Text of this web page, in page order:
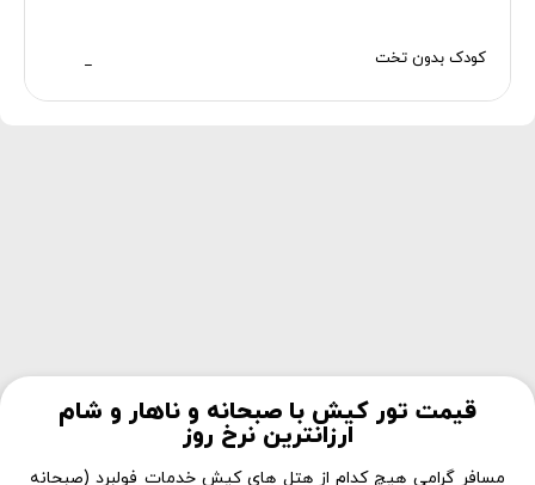
کودک بدون تخت _
ناهار و شام رزرو کرد. اما برخی از هتل های جزیره مانند هتل ارم،
هلیا، پارمیدا، امیرکبیر، بین المللی و سان رایز گاها ارائه شام یا ناهار
را به خدمات خود اضافه می کنند و شما می توانید از منوی رستوان
آن ها غذای مورد نظر خود را سفارش دهید. لازم به ذکر است که
همیشه شرایط رزرو ناهار و شام در این هتل ها فراهم نیست، زمان